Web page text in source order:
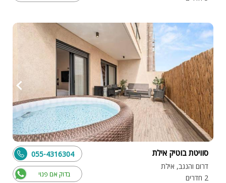
סוויטת בוטיק אילת
דרום והנגב, אילת
2 חדרים
בדוק אם פנוי
055-4316304